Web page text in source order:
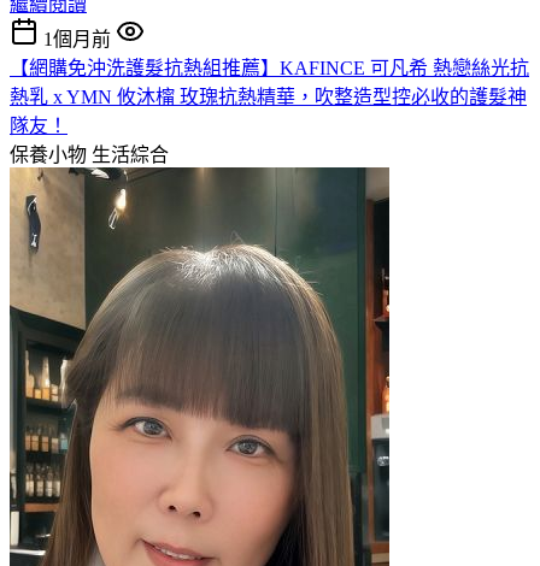
1個月前
【網購免沖洗護髮抗熱組推薦】KAFINCE 可凡希 熱戀絲光抗
熱乳 x YMN 攸沐橣 玫瑰抗熱精華，吹整造型控必收的護髮神
隊友！
保養小物 生活綜合